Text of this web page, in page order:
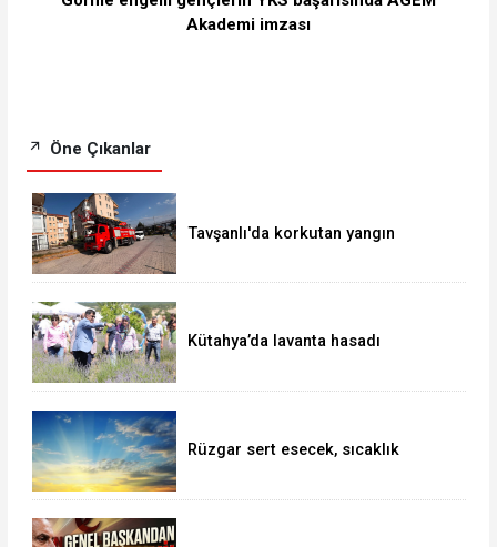
Akademi imzası
Öne Çıkanlar
Tavşanlı'da korkutan yangın
Kütahya’da lavanta hasadı
Rüzgar sert esecek, sıcaklık